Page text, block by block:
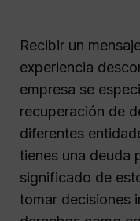
Recibir un
experiencia
empresa se
recuperación de
diferentes
tienes una deuda
significado de
tomar decisiones